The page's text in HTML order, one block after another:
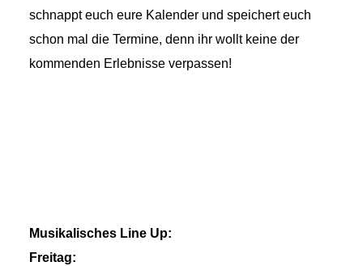
schnappt euch eure Kalender und speichert euch
schon mal die Termine, denn ihr wollt keine der
kommenden Erlebnisse verpassen!
Musikalisches Line Up:
Freitag: